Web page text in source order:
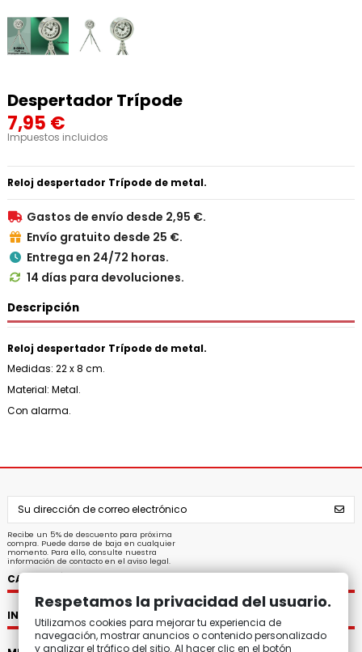
Despertador Trípode
7,95 €
Impuestos incluidos
Reloj despertador Trípode de metal.
 Gastos de envío desde 2,95 €.
 Envío gratuito desde 25 €.
 Entrega en 24/72 horas.
 14 días para devoluciones.
Descripción
Reloj despertador Trípode de metal.
Medidas: 22 x 8 cm.
Material: Metal.
Con alarma.
Recibe un 5% de descuento para próxima
compra. Puede darse de baja en cualquier
momento. Para ello, consulte nuestra
información de contacto en el aviso legal.
CATEGORÍAS
INFORMACIÓN
Respetamos la privacidad del usuario.
Utilizamos cookies para mejorar tu experiencia de
navegación, mostrar anuncios o contenido personalizado
y analizar el tráfico del sitio. Al hacer clic en el botón